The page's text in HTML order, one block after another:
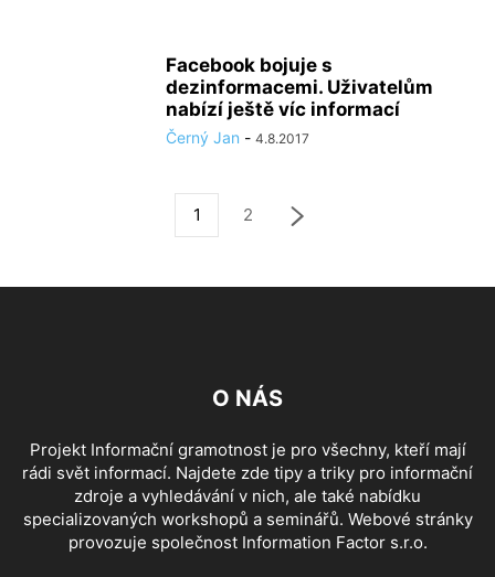
Facebook bojuje s
dezinformacemi. Uživatelům
nabízí ještě víc informací
Černý Jan - 4.8.2017
1 2
O NÁS
Projekt Informační gramotnost je pro všechny, kteří mají
rádi svět informací. Najdete zde tipy a triky pro informační
zdroje a vyhledávání v nich, ale také nabídku
specializovaných workshopů a seminářů. Webové stránky
provozuje společnost Information Factor s.r.o.